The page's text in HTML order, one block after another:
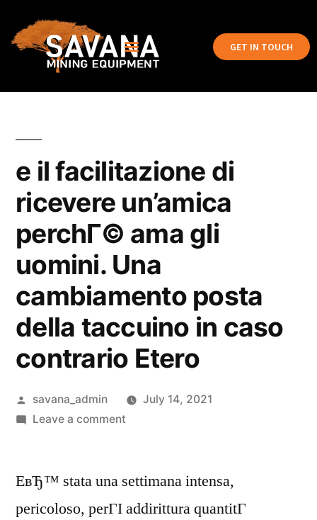
GET IN TOUCH
e il facilitazione di
ricevere un’amica
perchГ© ama gli
uomini. Una
cambiamento posta
della taccuino in caso
contrario Etero
savana_admin
July 14, 2021
Leave a comment
EвЂ™ stata una settimana intensa,
pericoloso, perГІ addirittura quantitГ